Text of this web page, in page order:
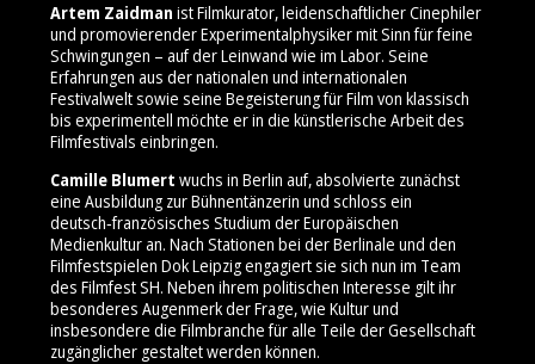
Artem Zaidman ist Filmkurator, leidenschaftlicher Cinephiler
und promovierender Experimentalphysiker mit Sinn für feine
Schwingungen – auf der Leinwand wie im Labor. Seine
Erfahrungen aus der nationalen und internationalen
Festivalwelt sowie seine Begeisterung für Film von klassisch
bis experimentell möchte er in die künstlerische Arbeit des
Filmfestivals einbringen.
Camille Blumert wuchs in Berlin auf, absolvierte zunächst
eine Ausbildung zur Bühnentänzerin und schloss ein
deutsch‑französisches Studium der Europäischen
Medienkultur an. Nach Stationen bei der Berlinale und den
Filmfestspielen Dok Leipzig engagiert sie sich nun im Team
des Filmfest SH. Neben ihrem politischen Interesse gilt ihr
besonderes Augenmerk der Frage, wie Kultur und
insbesondere die Filmbranche für alle Teile der Gesellschaft
zugänglicher gestaltet werden können.